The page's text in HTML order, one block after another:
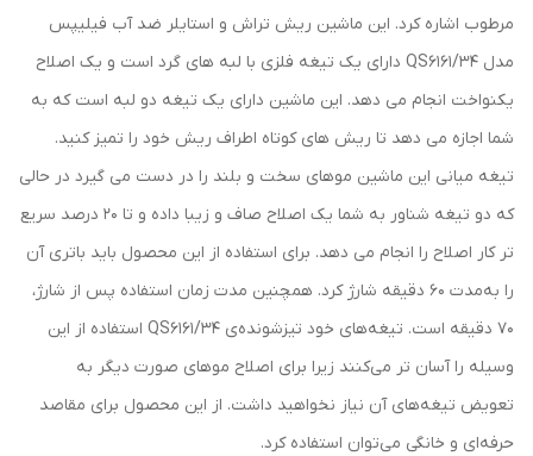
مرطوب اشاره کرد. این ماشین ریش تراش و استایلر ضد آب فیلیپس
مدل QS6161/34 دارای یک تیغه فلزی با لبه های گرد است و یک اصلاح
یکنواخت انجام می دهد. این ماشین دارای یک تیغه دو لبه است که به
شما اجازه می دهد تا ریش های کوتاه اطراف ریش خود را تمیز کنید.
تیغه میانی این ماشین موهای سخت و بلند را در دست می گیرد در حالی
که دو تیغه شناور به شما یک اصلاح صاف و زیبا داده و تا 20 درصد سریع
تر کار اصلاح را انجام می دهد. برای استفاده از این محصول باید باتری‌ آن
را به‌مدت 60 دقیقه شارژ کرد. همچنین مدت زمان استفاده پس از شارژ،
70 دقیقه است. تیغه‌های خود تیزشونده‌ی QS6161/34 استفاده از این
وسیله را آسان تر می‌کنند زیرا برای اصلاح موهای صورت دیگر به
تعویض تیغه‌های آن نیاز نخواهید داشت. از این محصول برای مقاصد
حرفه‌ای و خانگی می‌توان استفاده کرد.